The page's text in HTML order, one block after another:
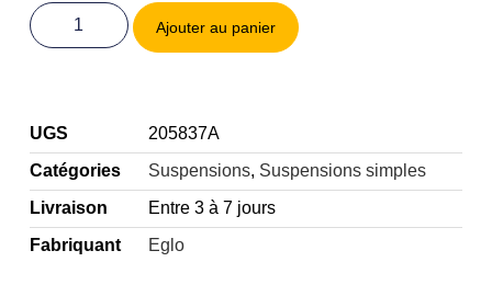
Ajouter au panier
UGS
205837A
Catégories
Suspensions, Suspensions simples
Livraison
Entre 3 à 7 jours
Fabriquant
Eglo